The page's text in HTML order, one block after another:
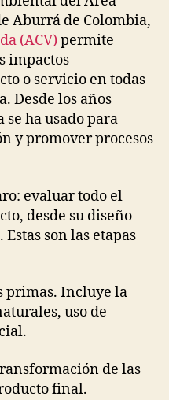
Aburrá de Colombia,
(ACV)permite
impactos
o servicio en todas
Desde los años
ha usado para
y promover procesos
evaluar todo el
desde su diseño
son las etapas
primas. Incluye la
uso de
de las
final.